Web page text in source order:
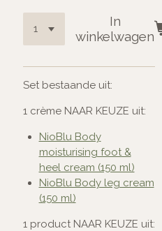
In
winkelwagen
Set bestaande uit:
1 crème NAAR KEUZE uit:
NioBlu Body
moisturising foot &
heel cream (150 ml)
NioBlu Body leg cream
(150 ml)
1 product NAAR KEUZE uit: